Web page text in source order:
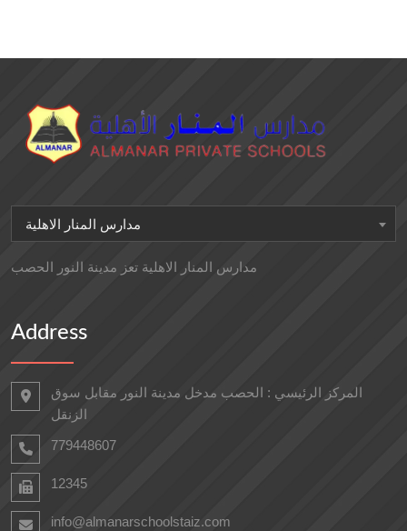
مدارس المنار الاهلية
مدارس المنار الاهلية تعز مدينة النور الحصب
Address
المركز الرئيسي : الحصب مدخل مدينة النور مقابل سوق
الزنقل
779448607
12345
info@almanarschoolstaiz.com